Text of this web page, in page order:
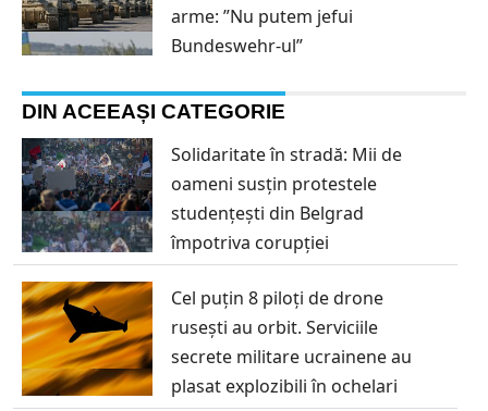
arme: ”Nu putem jefui
Bundeswehr-ul”
DIN ACEEAȘI CATEGORIE
Solidaritate în stradă: Mii de
oameni susțin protestele
studențești din Belgrad
împotriva corupției
Cel puțin 8 piloți de drone
rusești au orbit. Serviciile
secrete militare ucrainene au
plasat explozibili în ochelari